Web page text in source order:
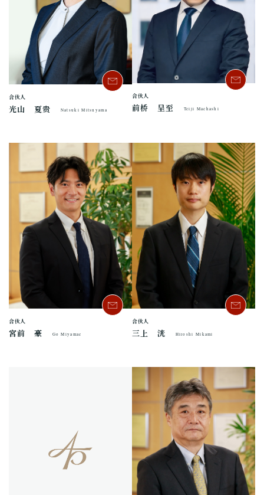
合伙人
光山 夏贵 Natsuki Mitsuyama
合伙人
前桥 呈至 Teiji Maehashi
合伙人
宮前 豪 Go Miyamae
合伙人
三上 洸 Hiroshi Mikami